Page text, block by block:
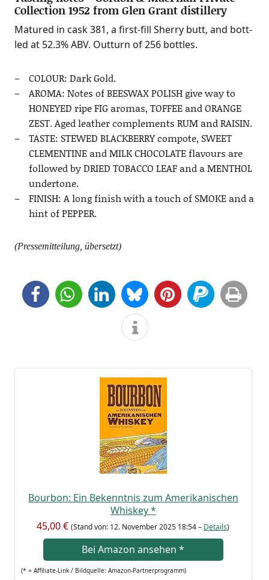
Collection 1952 from Glen Grant distillery
Matu­red in cask 381, a first-fill Sher­ry butt, and bot­t­
led at 52.3% ABV. Out­turn of 256 bottles.
COLOUR: Dark Gold.
AROMA: Notes of BEESWAX POLISH give way to
HONEYED ripe FIG aro­mas, TOFFEE and ORANGE
ZEST. Aged lea­ther com­ple­ments RUM and RAISIN.
TASTE: STEWED BLACKBERRY com­po­te, SWEET
CLEMENTINE and MILK CHOCOLATE fla­vours are
fol­lo­wed by DRIED TOBACCO LEAF and a MENTHOL
undertone.
FINISH: A long finish with a touch of SMOKE and a
hint of PEPPER.
(Pres­se­mit­tei­lung, übersetzt)
Bour­bon: Ein Bekennt­nis zum Ame­ri­ka­ni­schen
Whis­key*
45,00 € (Stand von: 12. Novem­ber 2025 18:54 – Details)
Bei Ama­zon anse­hen*
(* = Affi­lia­te-Link / Bild­quel­le: Amazon-Partnerprogramm)